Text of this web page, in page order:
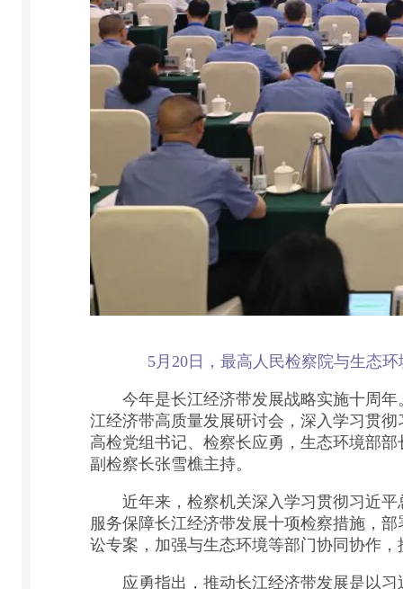
5月20日，最高人民检察院与生态
今年是长江经济带发展战略实施十周年
江经济带高质量发展研讨会，深入学习贯
高检党组书记、检察长应勇，生态环境部
副检察长张雪樵主持。
近年来，检察机关深入学习贯彻习近平
服务保障长江经济带发展十项检察措施，
讼专案，加强与生态环境等部门协同协作
应勇指出，推动长江经济带发展是以习